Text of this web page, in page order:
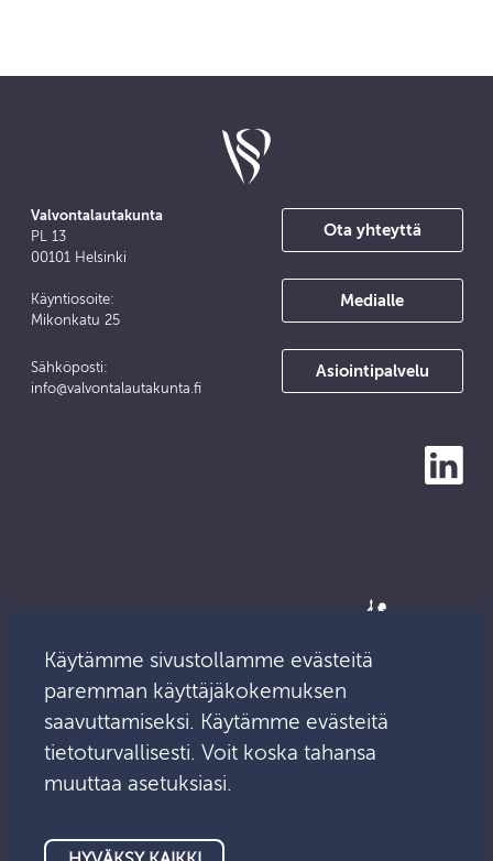
Valvontalautakunta
PL 13
00101 Helsinki
Käyntiosoite:
Mikonkatu 25
Sähköposti:
info@valvontalautakunta.fi
Ota yhteyttä
Medialle
Asiointipalvelu
Käytämme sivustollamme evästeitä
paremman käyttäjäkokemuksen
saavuttamiseksi. Käytämme evästeitä
tietoturvallisesti. Voit koska tahansa
muuttaa asetuksiasi.